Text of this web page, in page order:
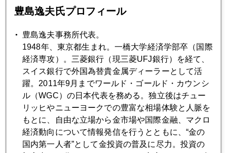
このピーナッツやキャラメルなどをカチカチに固めたものを
カンナで削る実演つき。
豊島逸夫氏プロフィール
豊島逸夫事務所代表。
1948年、東京都生まれ。一橋大学経済学部卒（国際
経済専攻）。三菱銀行（現三菱UFJ銀行）を経て、
スイス銀行で外国為替貴金属ディーラーとして活
躍。2011年9月までワールド・ゴールド・カウンシ
ル（WGC）の日本代表を務める。独立後はチュー
リッヒやニューヨークでの豊富な相場体験と人脈を
もとに、自由な立場から金市場や国際金融、マクロ
経済動向について情報発信を行うとともに、“金の
国内第一人者”として金投資の普及に尽力。投資の